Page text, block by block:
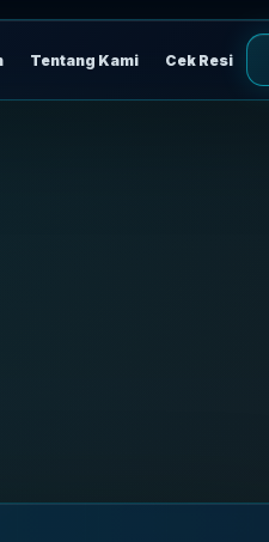
Tentang Kami Cek Resi